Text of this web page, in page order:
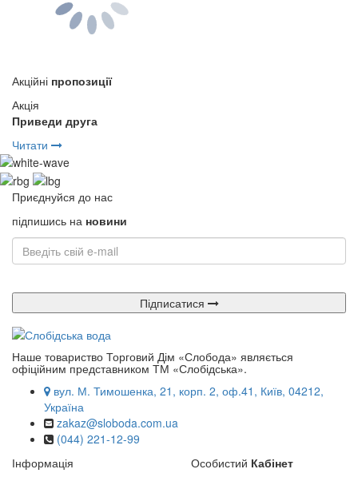
Акційні пропозиції
Акція
Приведи друга
Читати
Приєднуйся до нас
підпишись на новини
Підписатися
Наше товариство Торговий Дім «Слобода» являється
офіційним представником ТМ «Слобідська».
вул. М. Тимошенка, 21, корп. 2, оф.41, Київ, 04212,
Україна
zakaz@sloboda.com.ua
(044) 221-12-99
Інформація
Особистий Кабінет